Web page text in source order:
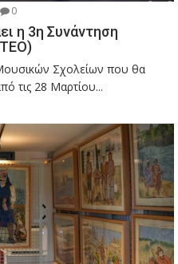
0
η 3η Συνάντηση
Σχολείων που θα
τις 28 Μαρτίου...